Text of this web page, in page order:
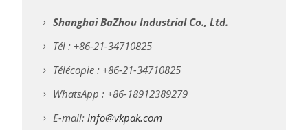
Shanghai BaZhou Industrial Co., Ltd.
Tél : +86-21-34710825
Télécopie : +86-21-34710825
WhatsApp : +86-18912389279
E-mail: info@vkpak.com